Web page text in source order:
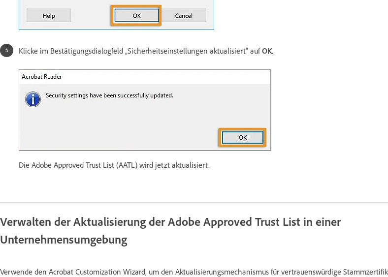
Klicke im Bestätigungsdialogfeld „Sicherheitseinstellungen aktualisiert“ aufOK.
Die Adobe Approved Trust List (AATL) wird jetzt aktualisiert.
Verwalten der Aktualisierung der Adobe Approved Trust List in einer
Unternehmensumgebung
Verwende den Acrobat Customization Wizard, um den Aktualisierungsmechanismus für vertrauenswürdige